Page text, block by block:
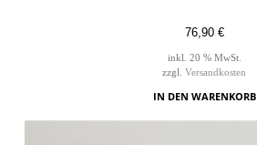
76,90 €
inkl. 20 % MwSt.
zzgl. Versandkosten
IN DEN WARENKORB